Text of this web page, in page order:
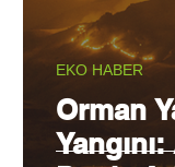
Orman
EKO HABER